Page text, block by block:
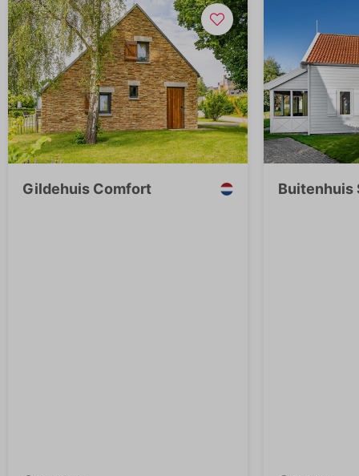
Gildehuis Comfort Buitenhuis